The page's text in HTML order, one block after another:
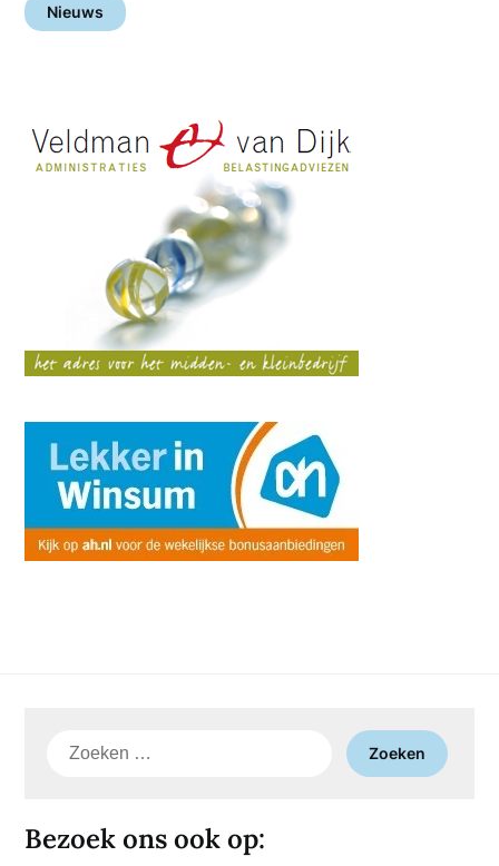
Nieuws
Zoeken
Bezoek ons ook op: